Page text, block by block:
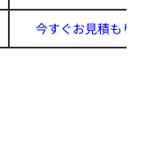
今すぐお見積もり